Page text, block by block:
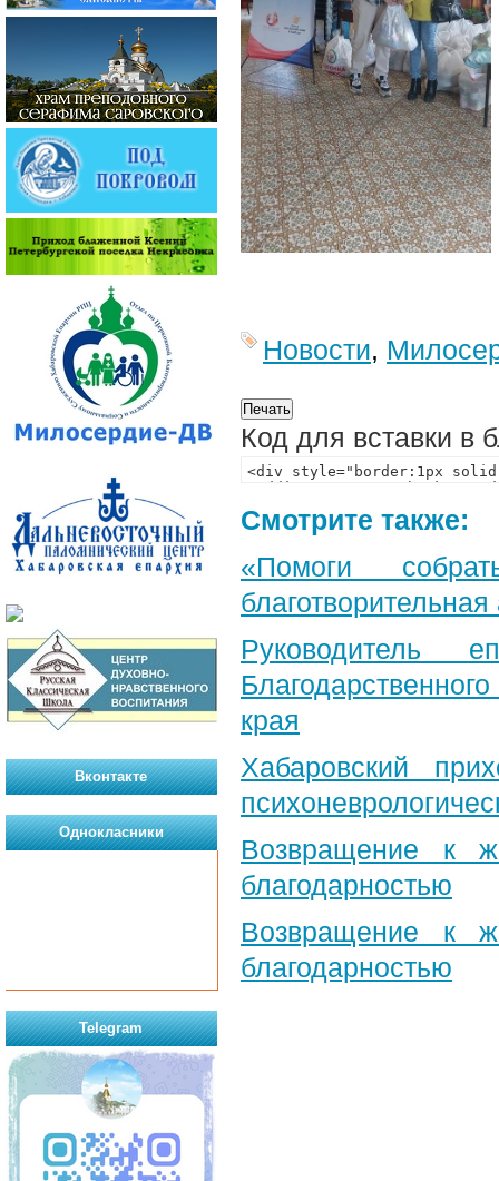
Новости,
Код для вставки в
Смотрите также:
«Помоги
Руководитель
края
Хабаровский
Возвращение к
благодарностью
Возвращение к
благодарностью
Вконтакте
Однокласники
Telegram